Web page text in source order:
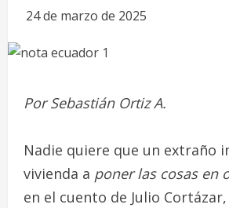
24 de marzo de 2025
Por Sebastián Ortiz A.
Nadie quiere que un extraño
vivienda a poner las cosas en
en el cuento de Julio Cortázar,